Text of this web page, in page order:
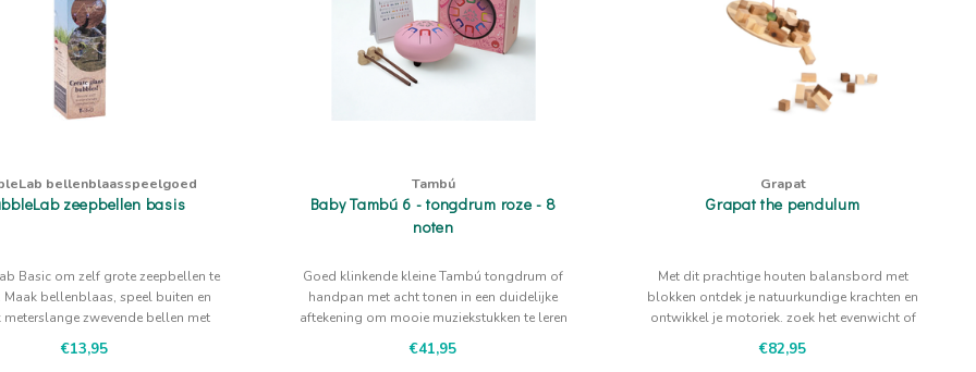
bellenblaasspeelgoed
zeepbellen basis
Basic om zelf grote zeepbellen te
Maak bellenblaas, speel buiten en
meterslange zwevende bellen met
sop, lucht en beweging.
€13,95
Tambú
Baby Tambú 6 - tongdrum roze - 8
noten
Goed klinkende kleine Tambú tongdrum of
handpan met acht tonen in een duidelijke
aftekening om mooie muziekstukken te leren
spelen in prachtige roze kleur
€41,95
Grapat
Grapat the pendulum
Met dit prachtige houten balansbord met
blokken ontdek je natuurkundige krachten en
ontwikkel je motoriek. zoek het evenwicht of
speel allerlei leuke spellen.
€82,95